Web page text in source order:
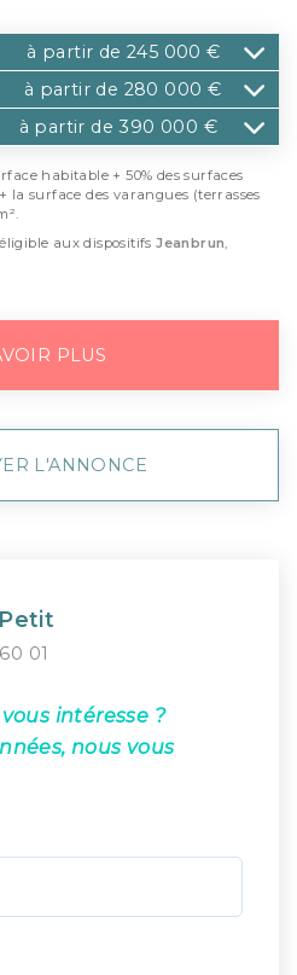
à partir de 245 000 €
à partir de 280 000 €
à partir de 390 000 €
habitable + 50% des surfaces
la surface des varangues (terrasses
aux dispositifsJeanbrun,
PLUS
L'ANNONCE
01
intéresse ?
nous vous